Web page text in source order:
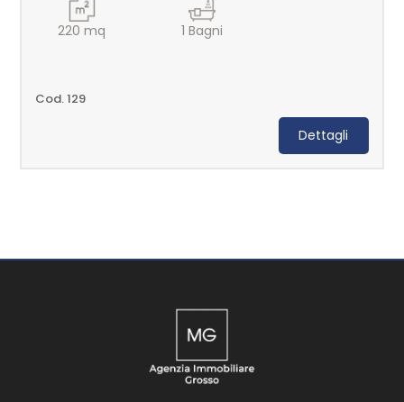
220 mq 1 Bagni
Cod. 129
Dettagli